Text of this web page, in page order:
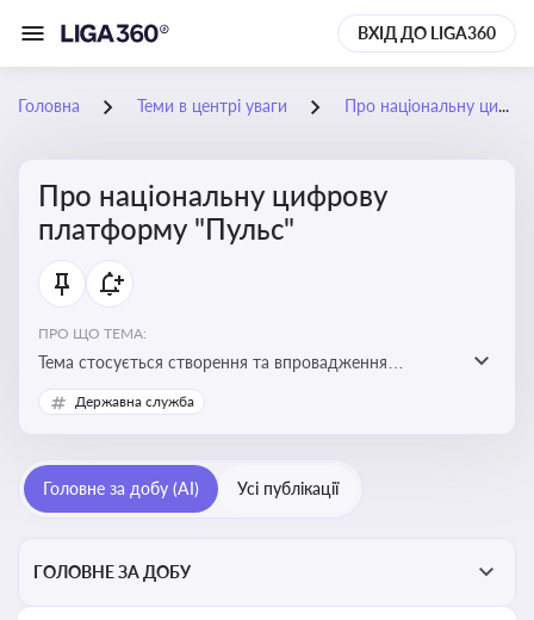
ВХІД ДО LIGA360
Головна Теми в центрі уваги Про національну цифрову платформу "Пульс"
Про національну цифрову
платформу "Пульс"
ПРО ЩО ТЕМА:
Тема стосується створення та впровадження
цифрової платформи «Пульс», яка має на меті
забезпечити ефективну, прозору і зручну взаємодію
Державна служба
Головне за добу (AI) Усі публікації
ГОЛОВНЕ ЗА ДОБУ